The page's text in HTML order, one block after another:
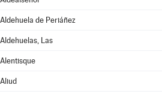
Aldehuela de Periáñez
Aldehuelas, Las
Alentisque
Aliud